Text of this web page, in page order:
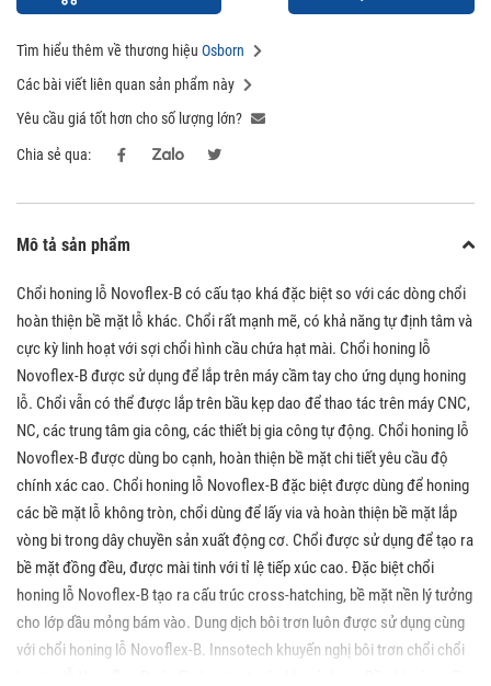
Tìm hiểu thêm về thương hiệu Osborn
Các bài viết liên quan sản phẩm này
Yêu cầu giá tốt hơn cho số lượng lớn?
Chia sẻ qua:
Mô tả sản phẩm
Chổi honing lỗ Novoflex-B có cấu tạo khá đặc biệt so với các dòng chổi
hoàn thiện bề mặt lỗ khác. Chổi rất mạnh mẽ, có khả năng tự định tâm và
cực kỳ linh hoạt với sợi chổi hình cầu chứa hạt mài. Chổi honing lỗ
Novoflex-B được sử dụng để lắp trên máy cầm tay cho ứng dụng honing
lỗ. Chổi vẫn có thể được lắp trên bầu kẹp dao để thao tác trên máy CNC,
NC, các trung tâm gia công, các thiết bị gia công tự động. Chổi honing lỗ
Novoflex-B được dùng bo cạnh, hoàn thiện bề mặt chi tiết yêu cầu độ
chính xác cao. Chổi honing lỗ Novoflex-B đặc biệt được dùng để honing
các bề mặt lỗ không tròn, chổi dùng để lấy via và hoàn thiện bề mặt lắp
vòng bi trong dây chuyền sản xuất động cơ. Chổi được sử dụng để tạo ra
bề mặt đồng đều, được mài tinh với tỉ lệ tiếp xúc cao. Đặc biệt chổi
honing lỗ Novoflex-B tạo ra cấu trúc cross-hatching, bề mặt nền lý tưởng
cho lớp dầu mỏng bám vào. Dung dịch bôi trơn luôn được sử dụng cùng
với chổi honing lỗ Novoflex-B. Innsotech khuyến nghị bôi trơn chổi chổi